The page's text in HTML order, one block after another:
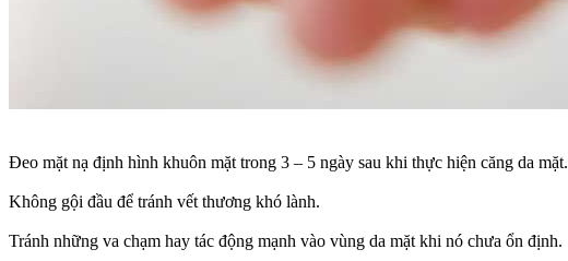
Đeo mặt nạ định hình khuôn mặt trong 3 – 5 ngày sau khi thực hiện căng da mặt.
Không gội đầu để tránh vết thương khó lành.
Tránh những va chạm hay tác động mạnh vào vùng da mặt khi nó chưa ổn định.